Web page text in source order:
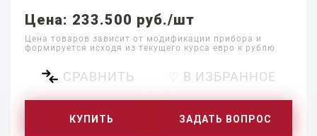
Цена: 233.500 руб./шт
Цена товаров зависит от модификации прибора и
формируется исходя из текущего курса евро к рублю
СРАВНИТЬ ♡ В ИЗБРАННОЕ
КУПИТЬ ЗАДАТЬ ВОПРОС